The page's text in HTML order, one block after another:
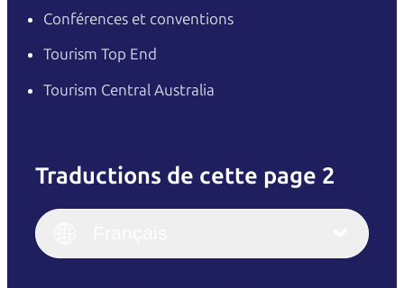
Conférences et conventions
Tourism Top End
Tourism Central Australia
Traductions de cette page 2
Italiano